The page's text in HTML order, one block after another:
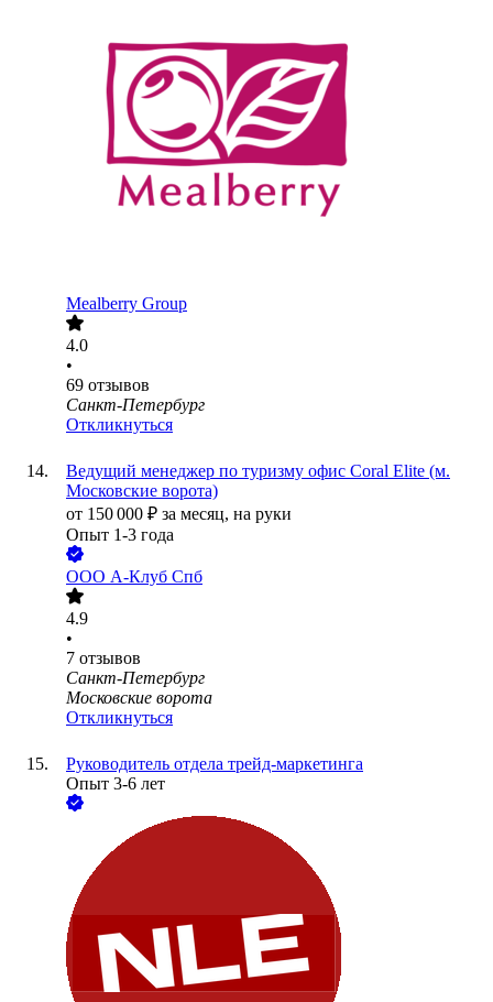
Mealberry Group
4.0
•
69 отзывов
Санкт-Петербург
Откликнуться
Ведущий менеджер по туризму офис Coral Elite (м.
Московские ворота)
от 150 000 ₽ за месяц, на руки
Опыт 1-3 года
ООО А-Клуб Спб
4.9
•
7 отзывов
Санкт-Петербург
Московские ворота
Откликнуться
Руководитель отдела трейд-маркетинга
Опыт 3-6 лет